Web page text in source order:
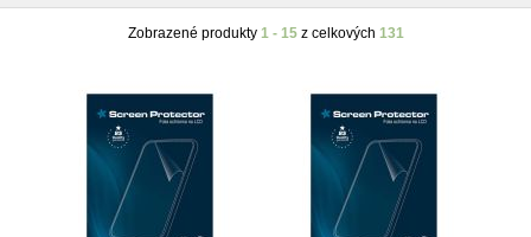
Zobrazené produkty 1 - 15z celkových 131